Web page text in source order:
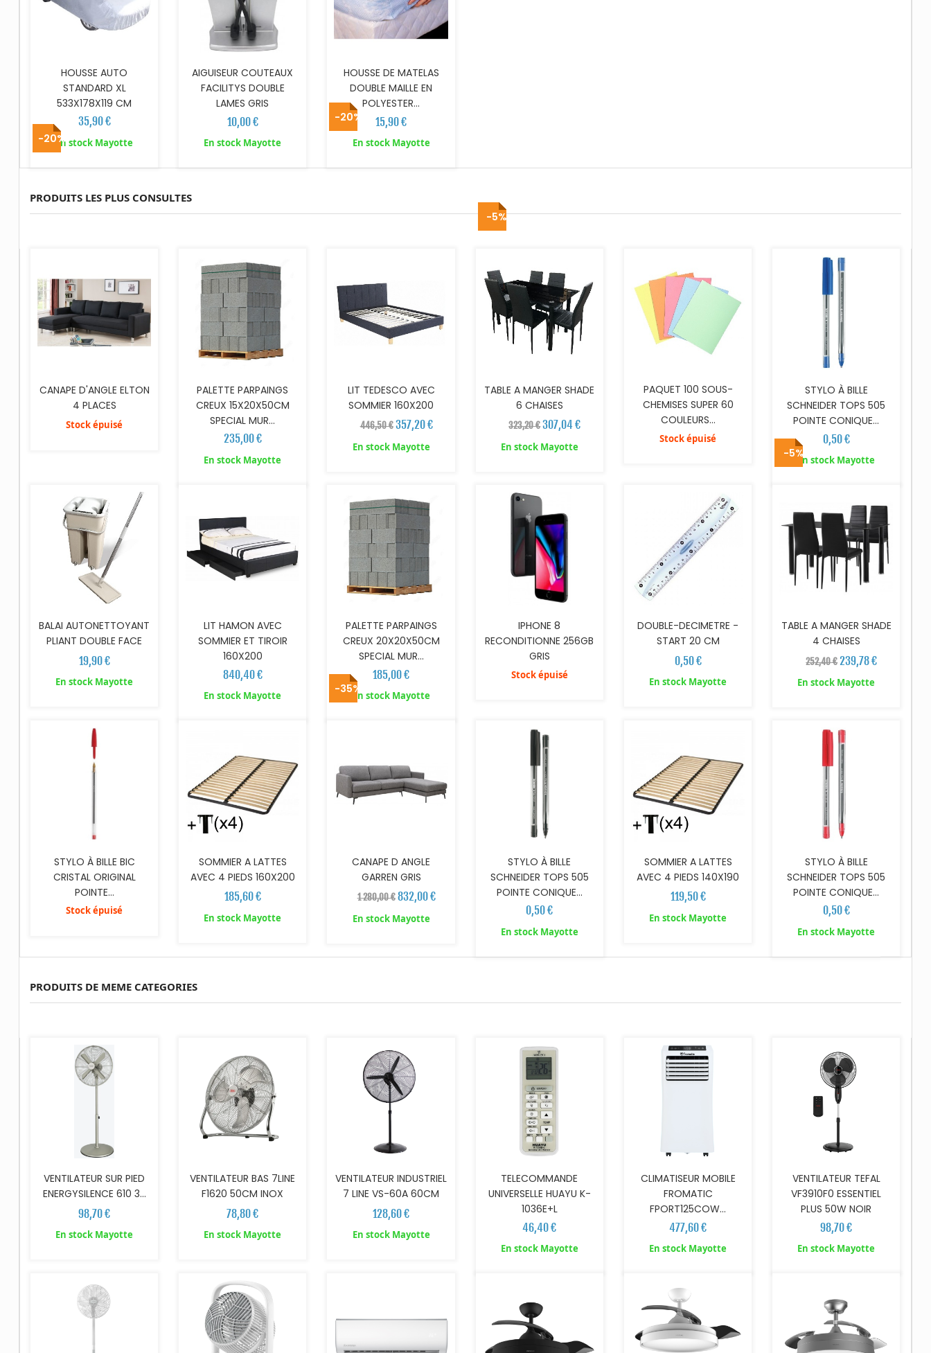
HOUSSE AUTO
STANDARD XL
533X178X119 CM
35,90 €
En stock Mayotte
AIGUISEUR COUTEAUX
FACILITYS DOUBLE
LAMES GRIS
10,00 €
En stock Mayotte
HOUSSE DE MATELAS
DOUBLE MAILLE EN
POLYESTER...
15,90 €
En stock Mayotte
PRODUITS LES PLUS CONSULTES
-20%
CANAPE D'ANGLE ELTON
4 PLACES
Stock épuisé
PALETTE PARPAINGS
CREUX 15X20X50CM
SPECIAL MUR...
235,00 €
En stock Mayotte
-20%
LIT TEDESCO AVEC
SOMMIER 160X200
446,50 € 357,20 €
En stock Mayotte
-5%
TABLE A MANGER SHADE
6 CHAISES
323,20 €307,04 €
En stock Mayotte
PAQUET 100 SOUS-
CHEMISES SUPER 60
COULEURS...
Stock épuisé
STYLO À BILLE
SCHNEIDER TOPS 505
POINTE CONIQUE...
0,50 €
En stock Mayotte
BALAI AUTONETTOYANT
PLIANT DOUBLE FACE
19,90 €
En stock Mayotte
AJOUTER AU PANIER
LIT HAMON AVEC
SOMMIER ET TIROIR
160X200
840,40 €
En stock Mayotte
AJOUTER AU PANIER
PALETTE PARPAINGS
CREUX 20X20X50CM
SPECIAL MUR...
185,00 €
En stock Mayotte
IPHONE 8
RECONDITIONNE 256GB
GRIS
Stock épuisé
DOUBLE-DECIMETRE -
START 20 CM
0,50 €
En stock Mayotte
-5% AJOUTER AU PANIER
TABLE A MANGER SHADE
4 CHAISES
252,40 €239,78 €
En stock Mayotte
STYLO À BILLE BIC
CRISTAL ORIGINAL
POINTE...
Stock épuisé
AJOUTER AU PANIER
SOMMIER A LATTES
AVEC 4 PIEDS 160X200
185,60 €
En stock Mayotte
-35% AJOUTER AU PANIER
CANAPE D ANGLE
GARREN GRIS
1 280,00 € 832,00 €
En stock Mayotte
STYLO À BILLE
SCHNEIDER TOPS 505
POINTE CONIQUE...
0,50 €
En stock Mayotte
AJOUTER AU PANIER
SOMMIER A LATTES
AVEC 4 PIEDS 140X190
119,50 €
En stock Mayotte
AJOUTER AU PANIER
STYLO À BILLE
SCHNEIDER TOPS 505
POINTE CONIQUE...
0,50 €
En stock Mayotte
PRODUITS DE MEME CATEGORIES
VENTILATEUR SUR PIED
ENERGYSILENCE 610 3...
98,70 €
En stock Mayotte
VENTILATEUR BAS 7LINE
F1620 50CM INOX
78,80 €
En stock Mayotte
VENTILATEUR INDUSTRIEL
7 LINE VS-60A 60CM
128,60 €
En stock Mayotte
TELECOMMANDE
UNIVERSELLE HUAYU K-
1036E+L
46,40 €
En stock Mayotte
CLIMATISEUR MOBILE
FROMATIC
FPORT125COW...
477,60 €
En stock Mayotte
VENTILATEUR TEFAL
VF3910F0 ESSENTIEL
PLUS 50W NOIR
98,70 €
En stock Mayotte
AJOUTER AU PANIER AJOUTER AU PANIER AJOUTER AU PANIER AJOUTER AU PANIER AJOUTER AU PANIER AJOUTER AU PANIER